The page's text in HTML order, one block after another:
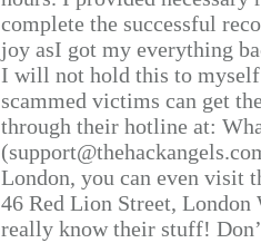
complete the successful
joy asI got my everything
I will not hold this to
scammed victims can get
through their hotline at:
London, you can even visit
46 Red Lion Street, London
really know their stuff!